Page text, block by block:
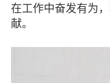
在工作中奋发有为
献。